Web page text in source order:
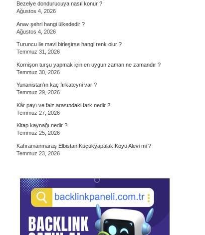
Bezelye dondurucuya nasıl konur ?
Ağustos 4, 2026
Anav şehri hangi ülkededir ?
Ağustos 4, 2026
Turuncu ile mavi birleşirse hangi renk olur ?
Temmuz 31, 2026
Kornişon turşu yapmak için en uygun zaman ne zamandır ?
Temmuz 30, 2026
Yunanistan’ın kaç fırkateyni var ?
Temmuz 29, 2026
Kâr payı ve faiz arasındaki fark nedir ?
Temmuz 27, 2026
Kitap kaynağı nedir ?
Temmuz 25, 2026
Kahramanmaraş Elbistan Küçükyapalak Köyü Alevi mi ?
Temmuz 23, 2026